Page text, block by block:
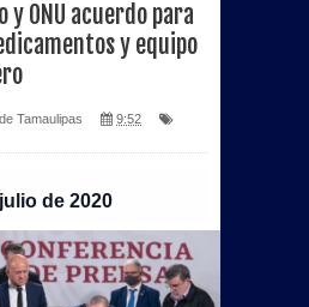
y ONU acuerdo para
y equipo
Tamaulipas
9:52
de 2020